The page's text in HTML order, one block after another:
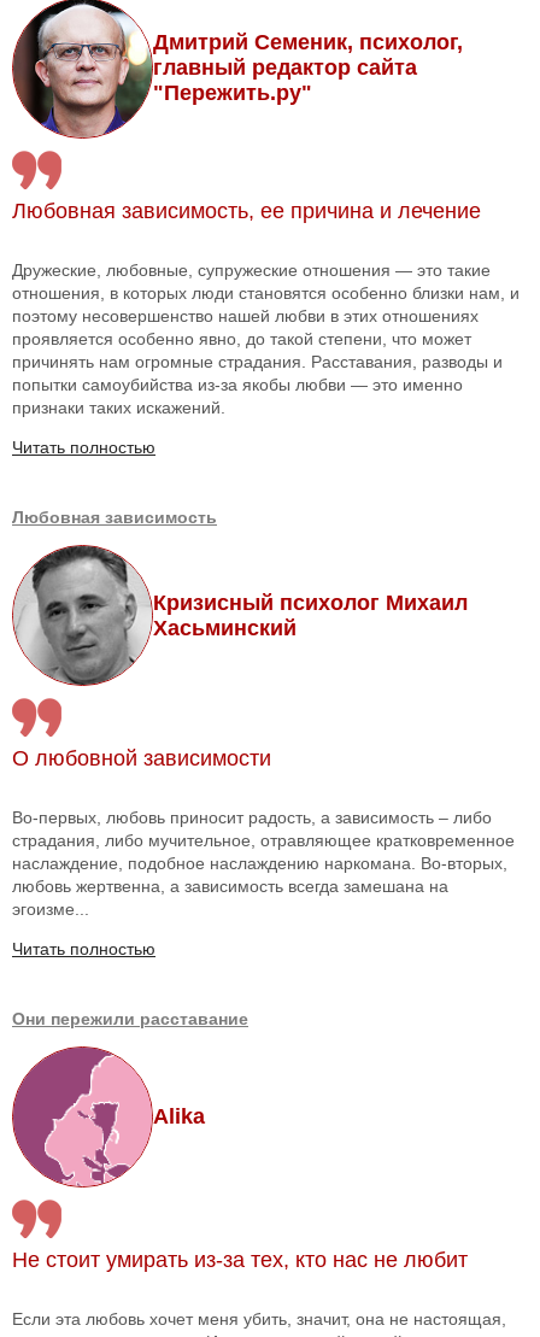
Дмитрий Семеник, психолог,
главный редактор сайта
"Пережить.ру"
Любовная зависимость, ее причина и лечение
Дружеские, любовные, супружеские отношения — это такие
отношения, в которых люди становятся особенно близки нам, и
поэтому несовершенство нашей любви в этих отношениях
проявляется особенно явно, до такой степени, что может
причинять нам огромные страдания. Расставания, разводы и
попытки самоубийства из-за якобы любви — это именно
признаки таких искажений.
Читать полностью
Любовная зависимость
Кризисный психолог Михаил
Хасьминский
О любовной зависимости
Во-первых, любовь приносит радость, а зависимость – либо
страдания, либо мучительное, отравляющее кратковременное
наслаждение, подобное наслаждению наркомана. Во-вторых,
любовь жертвенна, а зависимость всегда замешана на
эгоизме...
Читать полностью
Они пережили расставание
Alika
Не стоит умирать из-за тех, кто нас не любит
Если эта любовь хочет меня убить, значит, она не настоящая,